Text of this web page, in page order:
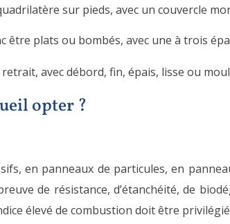
sur pieds, avec un couvercle
être plats ou bombés, avec une à trois
avec débord, fin, épais, lisse ou
opter ?
en panneaux de particules, en
de résistance, d’étanchéité, de
élevé de combustion doit être